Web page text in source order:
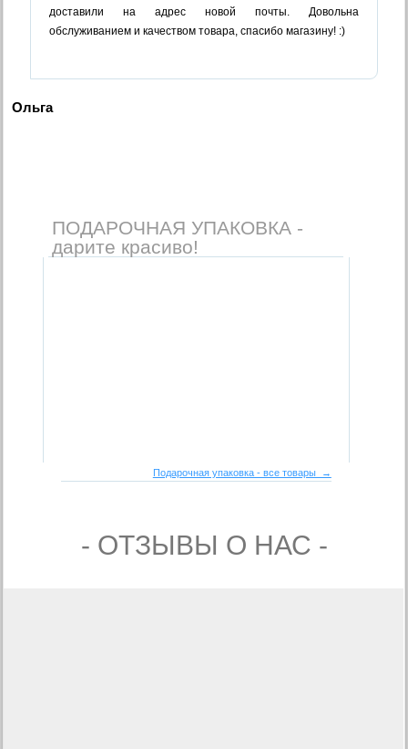
доставили на адрес новой почты. Довольна
обслуживанием и качеством товара, спасибо магазину! :)
Ольга
ПОДАРОЧНАЯ УПАКОВКА -
дарите красиво!
Подарочная упаковка - все товары →
- ОТЗЫВЫ О НАС -